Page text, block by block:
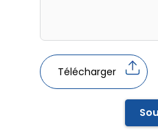
Télécharger